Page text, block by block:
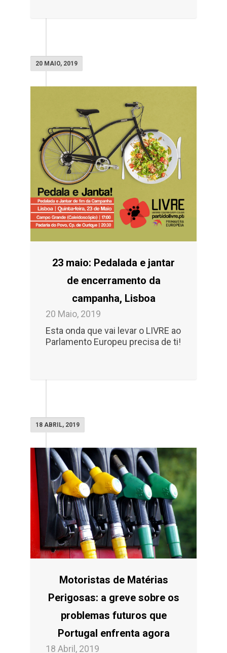
20 MAIO, 2019
23 maio: Pedalada e jantar
de encerramento da
campanha, Lisboa
20 Maio, 2019
Esta onda que vai levar o LIVRE ao
Parlamento Europeu precisa de ti!
18 ABRIL, 2019
Motoristas de Matérias
Perigosas: a greve sobre os
problemas futuros que
Portugal enfrenta agora
18 Abril, 2019